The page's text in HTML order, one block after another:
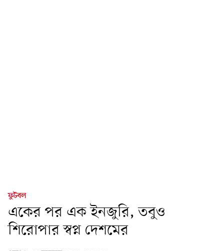
ফুটবল
একের পর এক ইনজুরি, তবুও
শিরোপার স্বপ্ন দেশমের